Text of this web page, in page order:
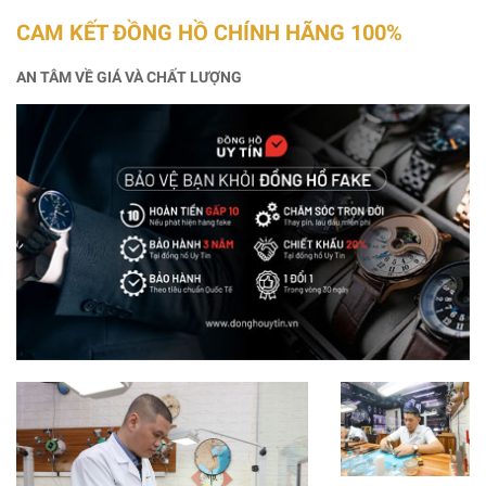
CAM KẾT ĐỒNG HỒ CHÍNH HÃNG 100%
AN TÂM VỀ GIÁ VÀ CHẤT LƯỢNG